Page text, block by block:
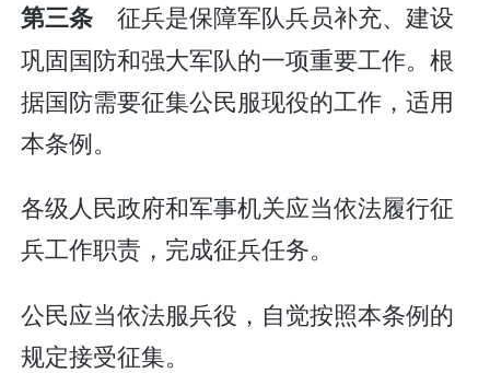
第三条 征兵是保障军队兵员补充、建设
巩固国防和强大军队的一项重要工作。根
据国防需要征集公民服现役的工作，适用
本条例。
各级人民政府和军事机关应当依法履行征
兵工作职责，完成征兵任务。
公民应当依法服兵役，自觉按照本条例的
规定接受征集。